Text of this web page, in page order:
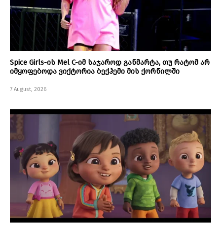
Spice Girls-ის Mel C-იმ საჯაროდ განმარტა, თუ რატომ არ
იმყოფებოდა ვიქტორია ბექჰემი მის ქორწილში
7 August, 2026